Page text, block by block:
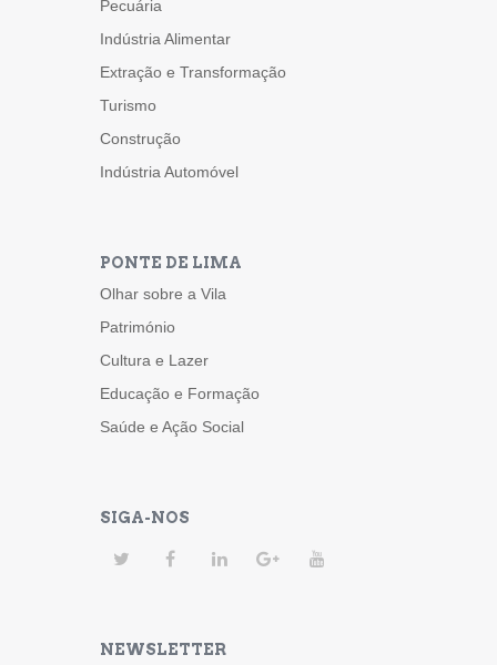
Pecuária
Indústria Alimentar
Extração e Transformação
Turismo
Construção
Indústria Automóvel
PONTE DE LIMA
Olhar sobre a Vila
Património
Cultura e Lazer
Educação e Formação
Saúde e Ação Social
SIGA-NOS
NEWSLETTER